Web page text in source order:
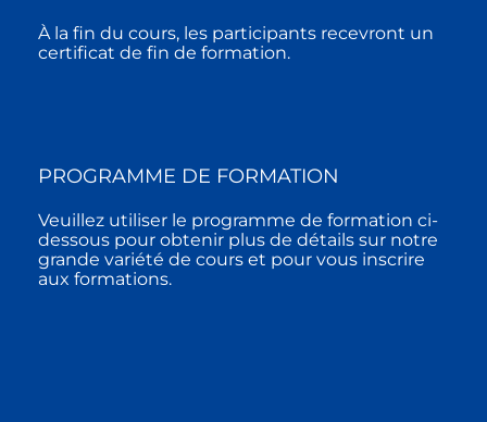
À la fin du cours, les participants recevront un
certificat de fin de formation.
PROGRAMME DE FORMATION
Veuillez utiliser le programme de formation ci-
dessous pour obtenir plus de détails sur notre
grande variété de cours et pour vous inscrire
aux formations.